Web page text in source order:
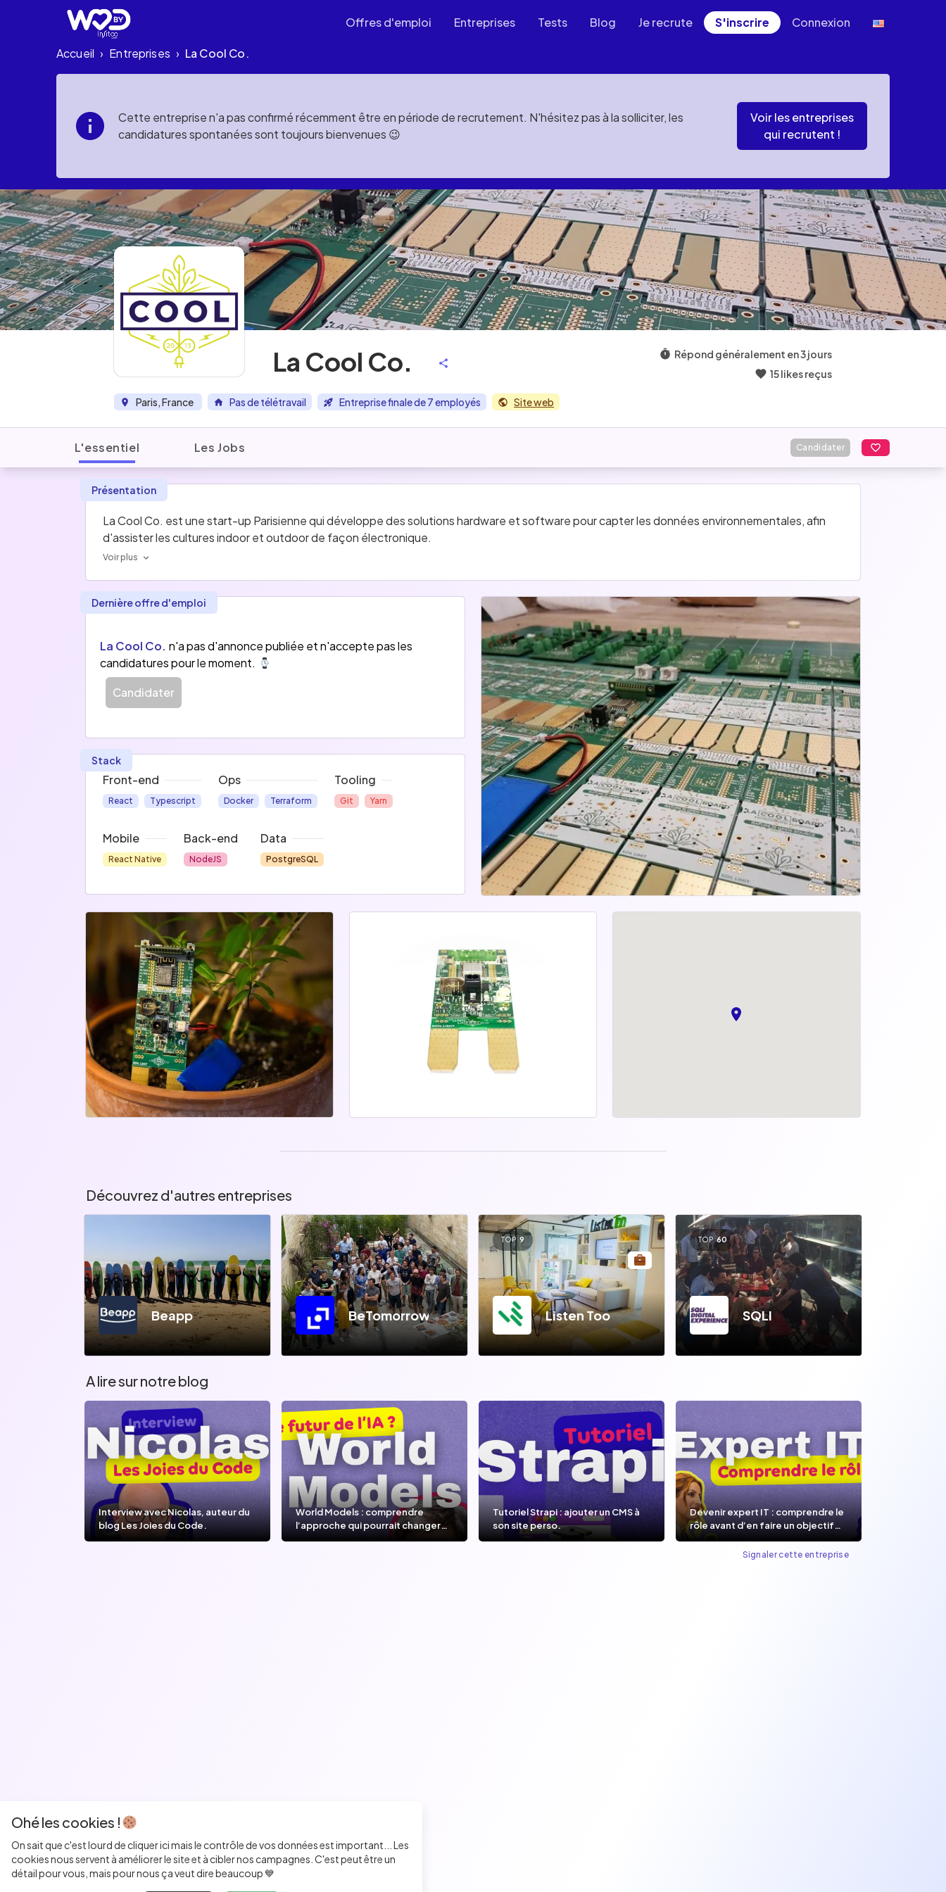
Offres d'emploi Entreprises Tests Blog Je recrute S'inscrire Connexion
Accueil › Entreprises › La Cool Co.
Cette entreprise n'a pas confirmé récemment être en période de recrutement. N'hésitez pas à la solliciter, les
candidatures spontanées sont toujours bienvenues 😉
Voir les entreprises
qui recrutent !
La Cool Co.
Paris, France Pas de télétravail Entreprise finale de 7 employés Site web
Répond généralement en 3 jours
15 likes reçus
L'essentiel Les Jobs Candidater
Présentation
La Cool Co. est une start-up Parisienne qui développe des solutions hardware et software pour capter les données environnementales, afin
d'assister les cultures indoor et outdoor de façon électronique.
Voir plus
Dernière offre d'emploi
La Cool Co. n'a pas d'annonce publiée et n'accepte pas les
candidatures pour le moment.
Candidater
Stack
Front-end
React Typescript
Ops
Docker Terraform
Tooling
Git Yarn
Mobile
React Native
Back-end
NodeJS
Data
PostgreSQL
Découvrez d'autres entreprises
Beapp BeTomorrow
TOP 9
Listen Too
TOP 60
SQLI
A lire sur notre blog
Interview avec Nicolas, auteur du
blog Les Joies du Code.
World Models : comprendre
l’approche qui pourrait changer
Tutoriel Strapi : ajouter un CMS à
son site perso.
Devenir expert IT : comprendre le
rôle avant d’en faire un objectif
de carrière.
Signaler cette entreprise
Ohé les cookies !
On sait que c'est lourd de cliquer ici mais le contrôle de vos données est important... Les
cookies nous servent à améliorer le site et à cibler nos campagnes. C'est peut être un
détail pour vous, mais pour nous ça veut dire beaucoup 💙